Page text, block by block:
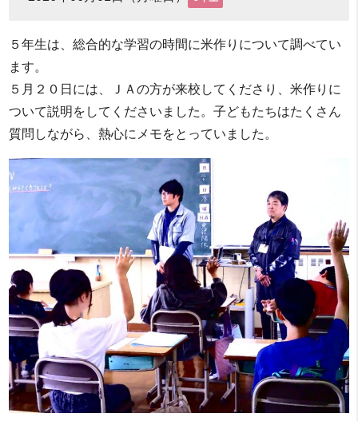
５年生は、総合的な学習の時間に米作りについて調べてい
ます。
５月２０日には、ＪＡの方が来校してくださり、米作りに
ついて説明をしてくださいました。子どもたちはたくさん
質問しながら、熱心にメモをとっていました。